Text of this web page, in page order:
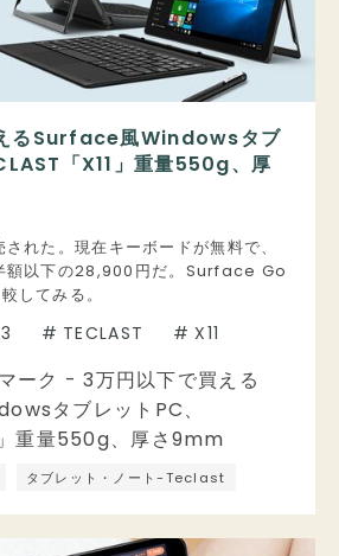
るSurface風Windowsタブ
「X11」重量550g、厚
タブレット・ノート-Teclast
された。現在キーボードが無料で、
以下の28,900円だ。Surface Go
してみる。
# TECLAST # X11